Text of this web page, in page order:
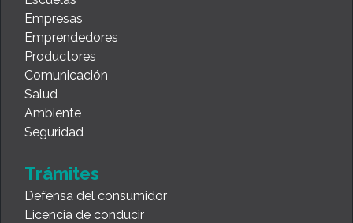
Empresas
Emprendedores
Productores
Comunicación
Salud
Ambiente
Seguridad
Trámites
Defensa del consumidor
Licencia de conducir